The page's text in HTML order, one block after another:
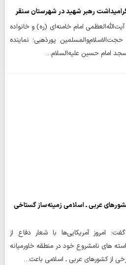
رهبر شهید در شهرستان سنقر
امام خامنه‌ای (ره) و خانواده
پورذهبی؛ نماینده
امام حسین علیه‌السلام…
عربی ـ اسلامی زمینه‌ساز گستاخی
امروز آمریکایی‌ها با شعار دفاع از
های نامشروع خود در منطقه خاورمیانه
از کشورهای عربی ـ اسلامی باعث…